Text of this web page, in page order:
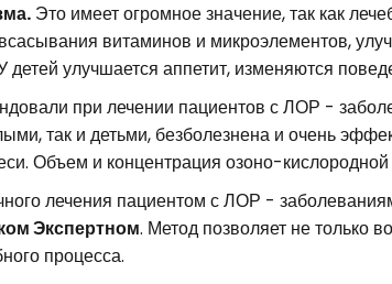
Это имеет огромное значение, так как
витаминов и микроэлементов,
улучшается аппетит, изменяются
при лечении пациентов с ЛОР -
так и детьми, безболезнена и очень
Объем и концентрация озоно-кислородной
лечения пациентом с ЛОР -
Экспертном. Метод позволяет не только
процесса.